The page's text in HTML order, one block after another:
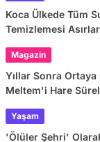
Koca Ülkede Tüm
Temizlemesi
Magazin
Yıllar Sonra Ortaya
Meltem'i Hare
Yaşam
'Ölüler Şehri'